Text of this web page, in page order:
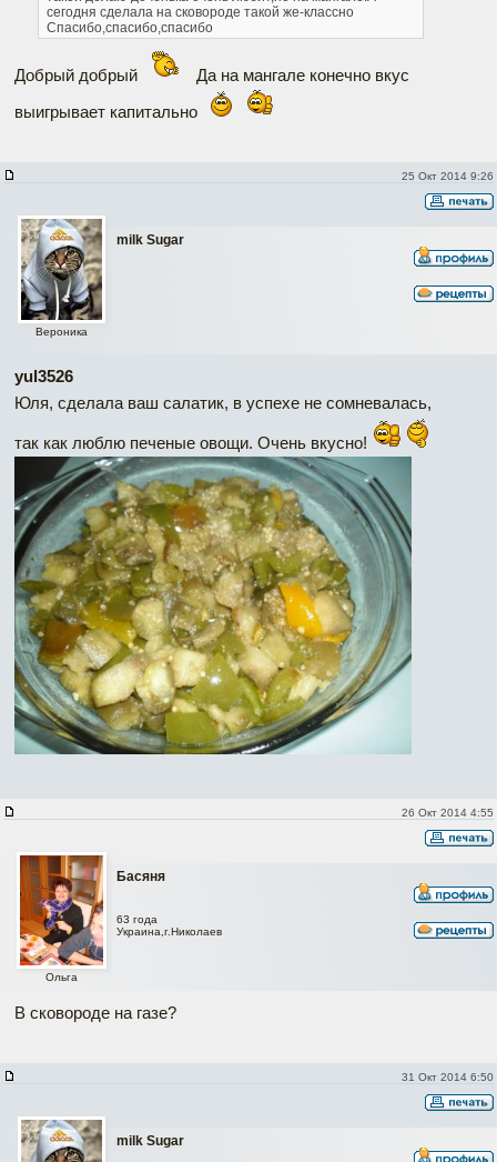
сегодня сделала на сковороде такой же-классно
Спасибо,спасибо,спасибо
Добрый добрый
Да на мангале конечно вкус
выигрывает капитально
25 Окт 2014 9:26
milk Sugar
Вероника
yul3526
Юля, сделала ваш салатик, в успехе не сомневалась,
так как люблю печеные овощи. Очень вкусно!
26 Окт 2014 4:55
Басяня
Ольга
63 года
Украина,г.Николаев
В сковороде на газе?
31 Окт 2014 6:50
milk Sugar